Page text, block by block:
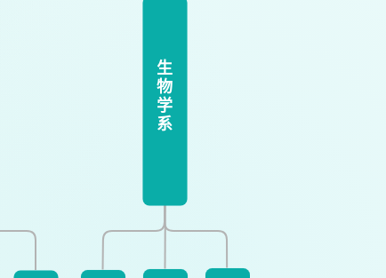
生
物
学
系